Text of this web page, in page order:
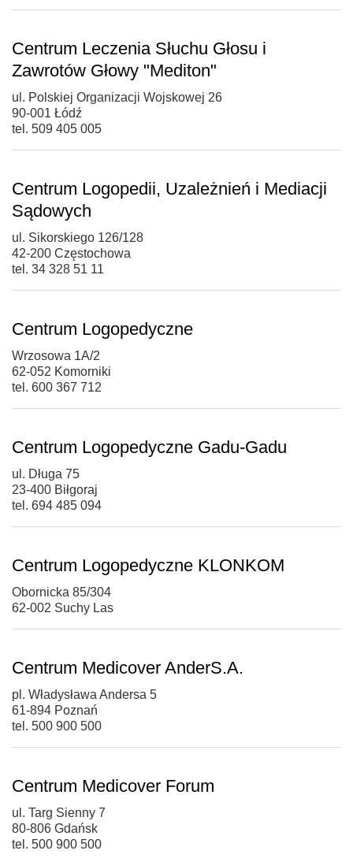
Centrum Leczenia Słuchu Głosu i
Zawrotów Głowy "Mediton"
ul. Polskiej Organizacji Wojskowej 26
90-001 Łódź
tel. 509 405 005
Centrum Logopedii, Uzależnień i Mediacji
Sądowych
ul. Sikorskiego 126/128
42-200 Częstochowa
tel. 34 328 51 11
Centrum Logopedyczne
Wrzosowa 1A/2
62-052 Komorniki
tel. 600 367 712
Centrum Logopedyczne Gadu-Gadu
ul. Długa 75
23-400 Biłgoraj
tel. 694 485 094
Centrum Logopedyczne KLONKOM
Obornicka 85/304
62-002 Suchy Las
Centrum Medicover AnderS.A.
pl. Władysława Andersa 5
61-894 Poznań
tel. 500 900 500
Centrum Medicover Forum
ul. Targ Sienny 7
80-806 Gdańsk
tel. 500 900 500